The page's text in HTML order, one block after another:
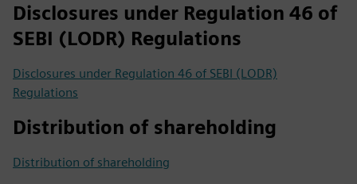
Disclosures under Regulation 46 of
SEBI (LODR) Regulations
Disclosures under Regulation 46 of SEBI (LODR)
Regulations
Distribution of shareholding
Distribution of shareholding